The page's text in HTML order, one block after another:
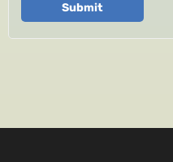
Submit